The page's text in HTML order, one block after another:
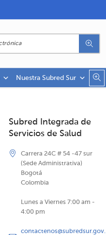
Nuestra Subred Sur
Subred Integrada de
Servicios de Salud
Carrera 24C # 54 -47 sur
(Sede Administrativa)
Bogotá
Colombia
Lunes a Viernes 7:00 am -
4:00 pm
contactenos@subredsur.gov.